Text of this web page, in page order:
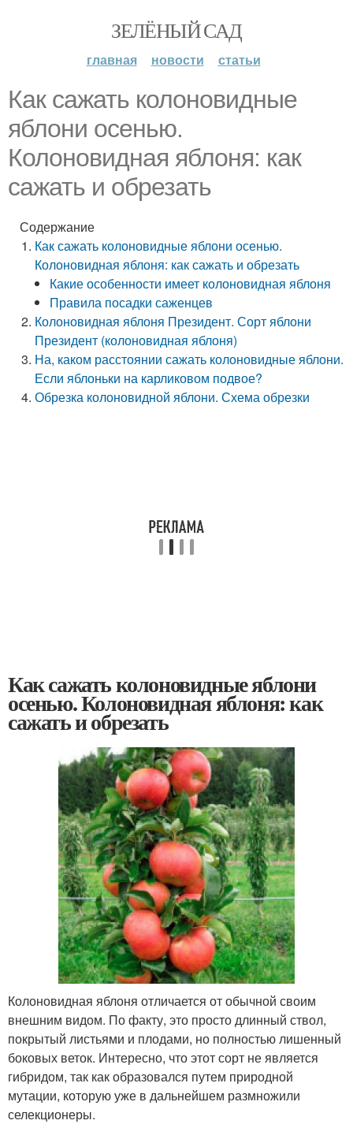
ЗЕЛЁНЫЙ САД
главная новости статьи
Как сажать колоновидные
яблони осенью.
Колоновидная яблоня: как
сажать и обрезать
Содержание
Как сажать колоновидные яблони осенью.
Колоновидная яблоня: как сажать и обрезать
Какие особенности имеет колоновидная яблоня
Правила посадки саженцев
Колоновидная яблоня Президент. Сорт яблони
Президент (колоновидная яблоня)
На, каком расстоянии сажать колоновидные яблони.
Если яблоньки на карликовом подвое?
Обрезка колоновидной яблони. Схема обрезки
Как сажать колоновидные яблони
осенью. Колоновидная яблоня: как
сажать и обрезать
Колоновидная яблоня отличается от обычной своим
внешним видом. По факту, это просто длинный ствол,
покрытый листьями и плодами, но полностью лишенный
боковых веток. Интересно, что этот сорт не является
гибридом, так как образовался путем природной
мутации, которую уже в дальнейшем размножили
селекционеры.